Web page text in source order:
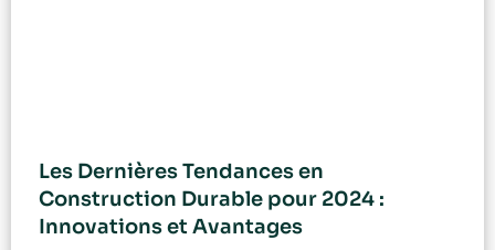
Les Dernières Tendances en
Construction Durable pour 2024 :
Innovations et Avantages